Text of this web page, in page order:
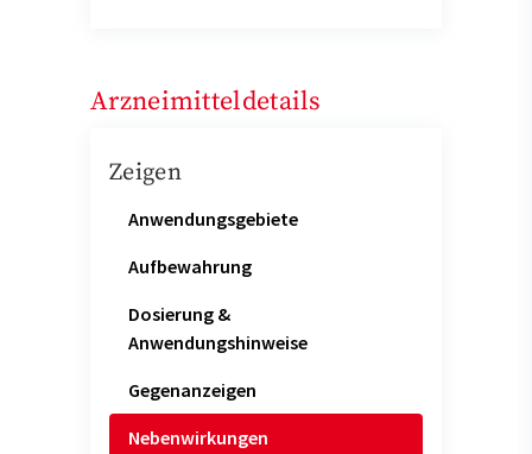
Arzneimitteldetails
Zeigen
Anwendungsgebiete
Aufbewahrung
Dosierung &
Anwendungshinweise
Gegenanzeigen
Nebenwirkungen